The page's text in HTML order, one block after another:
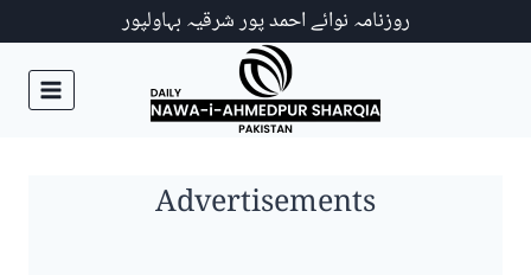
روزنامہ نوائے احمد پور شرقیہ بہاولپور
Advertisements